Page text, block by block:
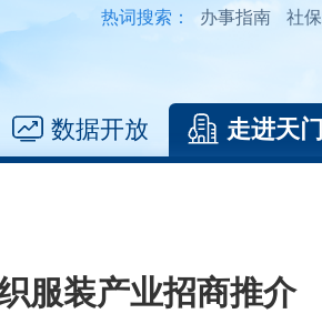
热词搜索： 办事指南 社保
数据开放 走进天门
服装产业招商推介